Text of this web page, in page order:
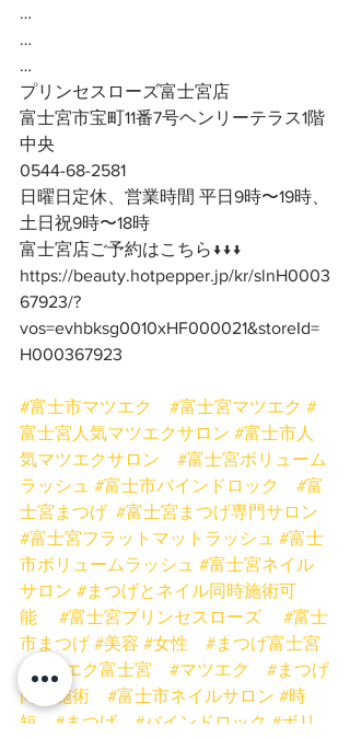
…
…
…
プリンセスローズ富士宮店
富士宮市宝町11番7号ヘンリーテラス1階
中央
0544-68-2581
日曜日定休、営業時間 平日9時〜19時、
土日祝9時〜18時
富士宮店ご予約はこちら↓↓↓
https://beauty.hotpepper.jp/kr/slnH0003
67923/?
vos=evhbksg0010xHF000021&storeId=
H000367923
#富士市マツエク #富士宮マツエク #
富士宮人気マツエクサロン #富士市人
気マツエクサロン
#富士宮ボリューム
ラッシュ #富士市バインドロック
#富
士宮まつげ #富士宮まつげ専門サロン
#富士宮フラットマットラッシュ #富士
市ボリュームラッシュ #富士宮ネイル
サロン #まつげとネイル同時施術可
能
#富士宮プリンセスローズ
#富士
市まつげ #美容 #女性
#まつげ富士宮
#マツエク富士宮
#マツエク
#まつげ
同時施術
#富士市ネイルサロン #時
短
#まつげ #バインドロック #ボリ